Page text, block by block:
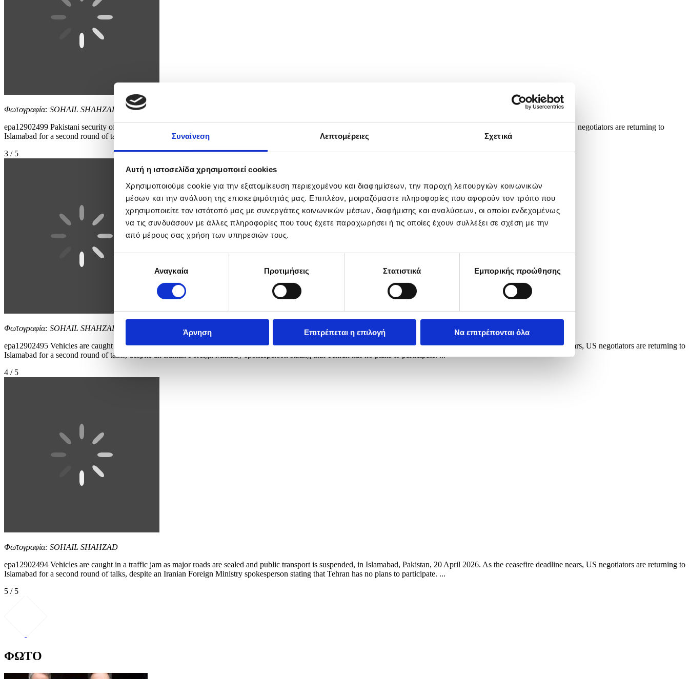
Συναίνεση Λεπτομέρειες Σχετικά
Αυτή η ιστοσελίδα χρησιμοποιεί cookies
Χρησιμοποιούμε cookie για την εξατομίκευση περιεχομένου και διαφημίσεων, την παροχή λειτουργιών κοινωνικών
μέσων και την ανάλυση της επισκεψιμότητάς μας. Επιπλέον, μοιραζόμαστε πληροφορίες που αφορούν τον τρόπο που
χρησιμοποιείτε τον ιστότοπό μας με συνεργάτες κοινωνικών μέσων, διαφήμισης και αναλύσεων, οι οποίοι ενδεχομένως
να τις συνδυάσουν με άλλες πληροφορίες που τους έχετε παραχωρήσει ή τις οποίες έχουν συλλέξει σε σχέση με την
από μέρους σας χρήση των υπηρεσιών τους.
συγκατάθεσηςΑναγκαία Προτιμήσεις Στατιστικά Εμπορικής προώθησης
Άρνηση Επιτρέπεται η επιλογή Να επιτρέπονται όλα
Φωτογραφία: SOHAIL SHAHZAD
epa12902499 Pakistani security officials guard a road ahead of the expected arrival of a US delegation in Islamabad, Pakistan, 20 April 2026. As the ceasefire deadline nears, US negotiators are returning to
Islamabad for a second round of talks, despite an Iranian Foreign Ministry spokesperson stating that Tehran has no plans to participate. EPA/SOHAIL...
3 / 5
Φωτογραφία: SOHAIL SHAHZAD
epa12902495 Vehicles are caught in a traffic jam as major roads are sealed and public transport is suspended, in Islamabad, Pakistan, 20 April 2026. As the ceasefire deadline nears, US negotiators are returning to
Islamabad for a second round of talks, despite an Iranian Foreign Ministry spokesperson stating that Tehran has no plans to participate. ...
4 / 5
Φωτογραφία: SOHAIL SHAHZAD
epa12902494 Vehicles are caught in a traffic jam as major roads are sealed and public transport is suspended, in Islamabad, Pakistan, 20 April 2026. As the ceasefire deadline nears, US negotiators are returning to
Islamabad for a second round of talks, despite an Iranian Foreign Ministry spokesperson stating that Tehran has no plans to participate. ...
5 / 5
ΦΩΤΟ